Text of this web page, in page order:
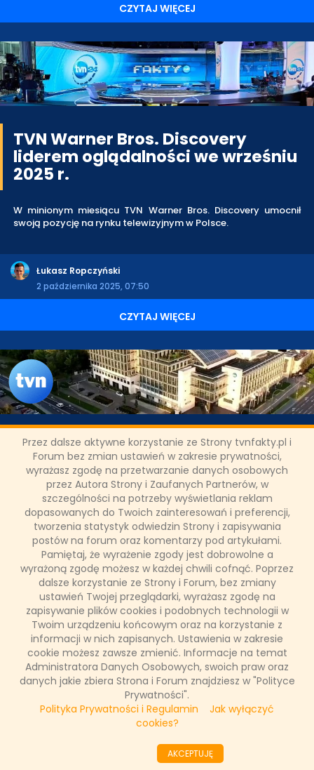
Przez dalsze aktywne korzystanie ze Strony tvnfakty.pl i
Forum bez zmian ustawień w zakresie prywatności,
wyrażasz zgodę na przetwarzanie danych osobowych
przez Autora Strony i Zaufanych Partnerów, w
szczególności na potrzeby wyświetlania reklam
dopasowanych do Twoich zainteresowań i preferencji,
tworzenia statystyk odwiedzin Strony i zapisywania
postów na forum oraz komentarzy pod artykułami.
Pamiętaj, że wyrażenie zgody jest dobrowolne a
wyrażoną zgodę możesz w każdej chwili cofnąć. Poprzez
dalsze korzystanie ze Strony i Forum, bez zmiany
ustawień Twojej przeglądarki, wyrażasz zgodę na
zapisywanie plików cookies i podobnych technologii w
Twoim urządzeniu końcowym oraz na korzystanie z
informacji w nich zapisanych. Ustawienia w zakresie
cookie możesz zawsze zmienić. Informacje na temat
Administratora Danych Osobowych, swoich praw oraz
danych jakie zbiera Strona i Forum znajdziesz w "Polityce
Prywatności".
Polityka Prywatności i Regulamin
Jak wyłączyć
cookies?
AKCEPTUJĘ
CZYTAJ WIĘCEJ
TVN Warner Bros. Discovery
liderem oglądalności we wrześniu
2025 r.
W minionym miesiącu TVN Warner Bros. Discovery umocnił
swoją pozycję na rynku telewizyjnym w Polsce.
Łukasz Ropczyński
2 października 2025, 07:50
CZYTAJ WIĘCEJ
Kanały TVN liderami oglądalności
w sierpniu 2025 r.
W minionym miesiącu główny kanał TVN po raz kolejny
utrzymał pozycję lidera w zestawieniu Big5, czyli tradycyjnie
największych stacji telewizyjnych w Polsce, dzięki udziałowi na
poziomie ponad 7,2% w widowni komercyjnej. Niesamowite
wyniki zanotowała także stacja TVN7, która awansowała na
trzecie miejsce zestawienia z udziałem ponad 4,5% w grupie
widzów 20-54, notując imponujący wzrost o 8,6% rok do roku.
Łukasz Ropczyński
2 września 2025, 10:14
(0 komentarzy)
CZYTAJ WIĘCEJ